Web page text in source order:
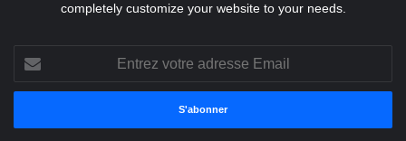
completely customize your website to your needs.
votre
adresse